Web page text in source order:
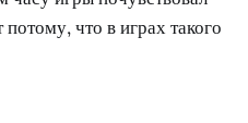
что в играх такого